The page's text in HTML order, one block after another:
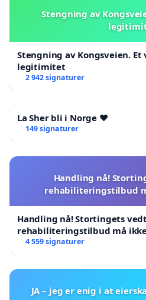
Stengning av
Stengning av Kongsveien.
legitimitet
2 942 signaturer
La Sher bli i Norge ❤️
149 signaturer
Handling nå!
rehabiliteringstilbud
Handling nå! Stortingets
rehabiliteringstilbud må
4 559 signaturer
JA – jeg er enig i at